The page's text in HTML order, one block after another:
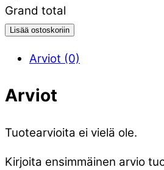
Grand total
Lisää ostoskoriin
Arviot (0)
Arviot
Tuotearvioita ei vielä ole.
Kirjoita ensimmäinen arvio